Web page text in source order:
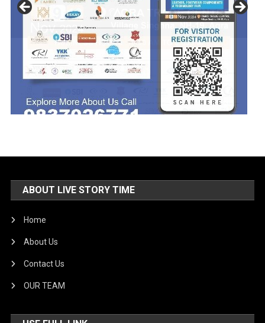
ABOUT LIVE STORY TIME
Home
About Us
Contact Us
OUR TEAM